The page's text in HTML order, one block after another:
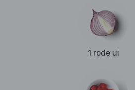
1 rode ui